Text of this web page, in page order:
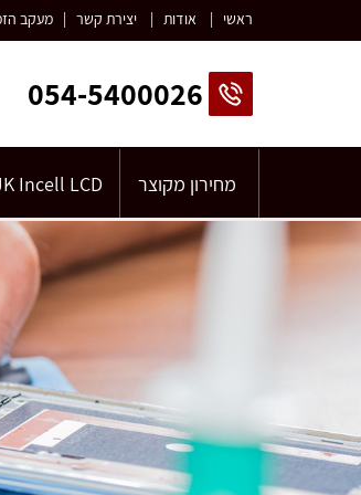
ראשי | אודות | יצירת קשר | מעקב
054-5400026
מחירון מקוצר Incell LCD